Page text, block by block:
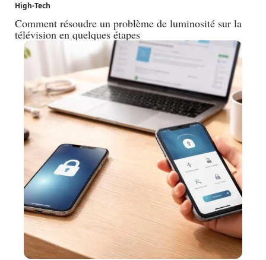
High-Tech
Comment résoudre un problème de luminosité sur la
télévision en quelques étapes